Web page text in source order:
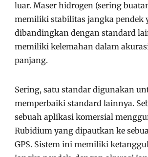
luar. Maser hidrogen (sering
memiliki stabilitas jangka pendek
dibandingkan dengan standard
memiliki kelemahan dalam
panjang.
Sering, satu standar digunakan
memperbaiki standard lainnya.
sebuah aplikasi komersial
Rubidium yang dipautkan ke
GPS. Sistem ini memiliki